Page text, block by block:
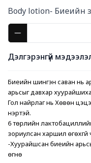
Body lotion- Биеийн
Дэлгэрэнгүй
Биеийн шингэн саван нь
арьсыг давхар
Гол найрлаг нь Хөвөн
үнэртэй.
6 төрлийн
зориулсан харшил өгөхгүй
-Хуурайшсан биеийн
өгнө